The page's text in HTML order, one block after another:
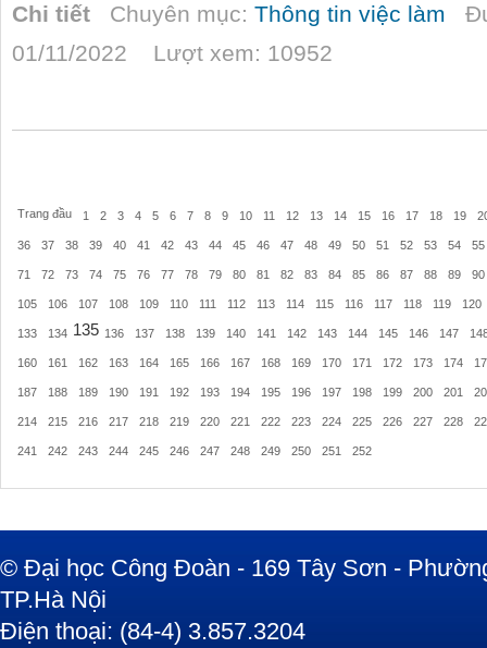
Chi tiết Chuyên mục: Thông tin việc làm
01/11/2022 Lượt xem: 10952
Trang đầu 1 2 3 4 5 6 7 8 9 10 11 12 13 14 15 16 17 18 19
36 37 38 39 40 41 42 43 44 45 46 47 48 49 50 51 52 53 54 55
71 72 73 74 75 76 77 78 79 80 81 82 83 84 85 86 87 88 89 90
105 106 107 108 109 110 111 112 113 114 115 116 117 118 119 120
133 134 135 136 137 138 139 140 141 142 143 144 145 146 147
160 161 162 163 164 165 166 167 168 169 170 171 172 173 174
187 188 189 190 191 192 193 194 195 196 197 198 199 200 201
214 215 216 217 218 219 220 221 222 223 224 225 226 227 228
241 242 243 244 245 246 247 248 249 250 251 252
© Đại học Công Đoàn - 169 Tây Sơn -
TP.Hà Nội
Điện thoại: (84-4) 3.857.3204